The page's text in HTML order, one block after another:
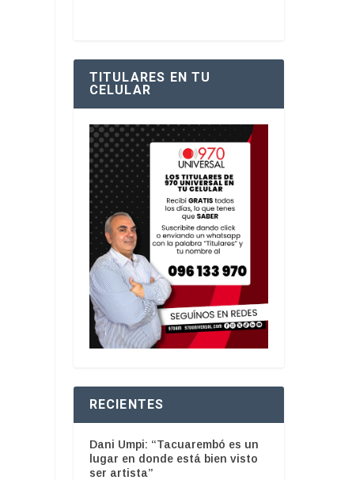
TITULARES EN TU
CELULAR
RECIENTES
Dani Umpi: “Tacuarembó es un
lugar en donde está bien visto
ser artista”